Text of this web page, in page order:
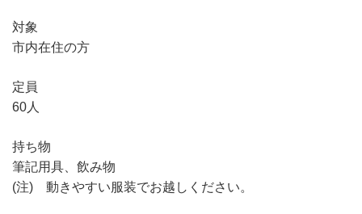
対象
市内在住の方
定員
60人
持ち物
筆記用具、飲み物
(注) 動きやすい服装でお越しください。